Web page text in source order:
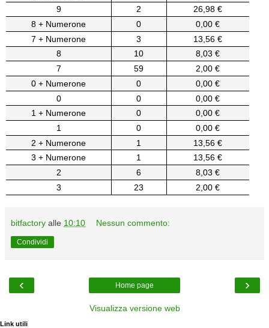
9
2
26,98 €
8 + Numerone
0
0,00 €
7 + Numerone
3
13,56 €
8
10
8,03 €
7
59
2,00 €
0 + Numerone
0
0,00 €
0
0
0,00 €
1 + Numerone
0
0,00 €
1
0
0,00 €
2 + Numerone
1
13,56 €
3 + Numerone
1
13,56 €
2
6
8,03 €
3
23 2,00 €
bitfactory alle 10:10 Nessun commento:
Condividi
‹ ›
Home page
Visualizza versione web
Link utili